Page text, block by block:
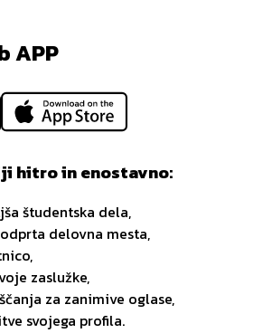
APP
hitro in enostavno:
študentska dela,
delovna mesta,
zaslužke,
za zanimive oglase,
svojega profila.